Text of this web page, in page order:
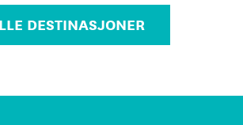
DESTINASJONER